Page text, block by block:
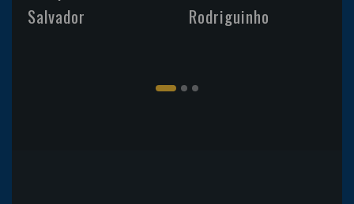
Salvador
Rodriguinho